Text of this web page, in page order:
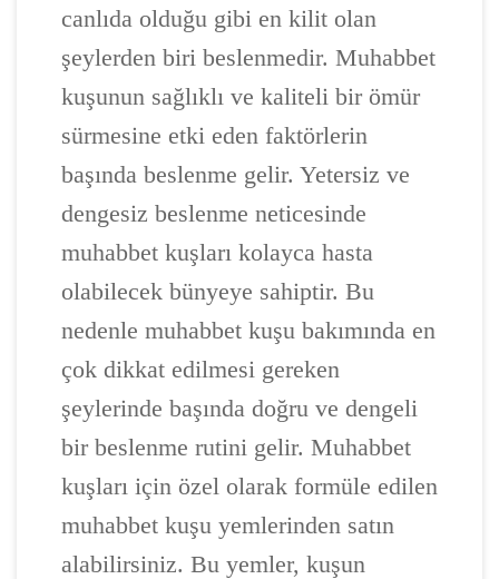
canlıda olduğu gibi en kilit olan
şeylerden biri beslenmedir. Muhabbet
kuşunun sağlıklı ve kaliteli bir ömür
sürmesine etki eden faktörlerin
başında beslenme gelir. Yetersiz ve
dengesiz beslenme neticesinde
muhabbet kuşları kolayca hasta
olabilecek bünyeye sahiptir. Bu
nedenle muhabbet kuşu bakımında en
çok dikkat edilmesi gereken
şeylerinde başında doğru ve dengeli
bir beslenme rutini gelir. Muhabbet
kuşları için özel olarak formüle edilen
muhabbet kuşu yemlerinden satın
alabilirsiniz. Bu yemler, kuşun